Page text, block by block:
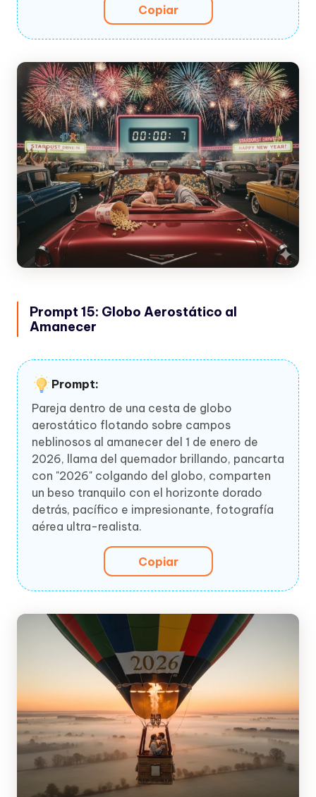
Copiar
Prompt 15: Globo Aerostático al
Amanecer
Prompt:
Pareja dentro de una cesta de globo
aerostático flotando sobre campos
neblinosos al amanecer del 1 de enero de
2026, llama del quemador brillando, pancarta
con "2026" colgando del globo, comparten
un beso tranquilo con el horizonte dorado
detrás, pacífico e impresionante, fotografía
aérea ultra-realista.
Copiar